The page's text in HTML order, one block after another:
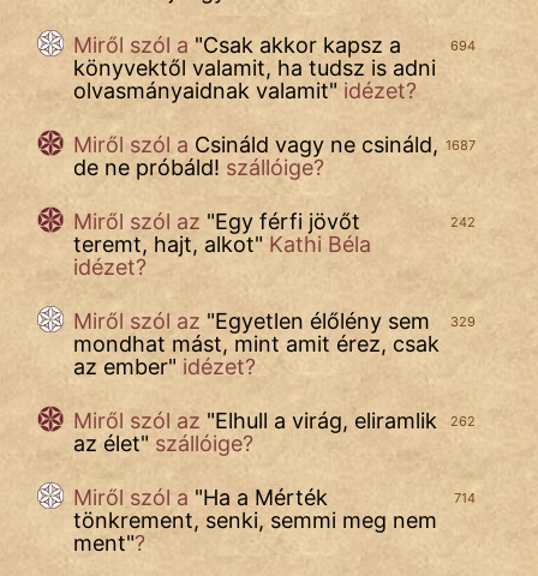
MAGYARSÁG
És
TÖRTÉNELEM
Népszerű szerzőink:
cinege
Hunor
Jób Gedeon
Láron Ádám
mikkamakka
vörös ördög
694
Miről szól a "Csak akkor kapsz a
könyvektől valamit, ha tudsz is adni
olvasmányaidnak valamit" idézet?
1687
Miről szól a Csináld vagy ne csináld,
de ne próbáld! szállóige?
242
Miről szól az "Egy férfi jövőt
teremt, hajt, alkot" Kathi Béla
idézet?
329
Miről szól az "Egyetlen élőlény sem
mondhat mást, mint amit érez, csak
az ember" idézet?
262
Miről szól az "Elhull a virág, eliramlik
az élet" szállóige?
714
Miről szól a "Ha a Mérték
tönkrement, senki, semmi meg nem
ment"?